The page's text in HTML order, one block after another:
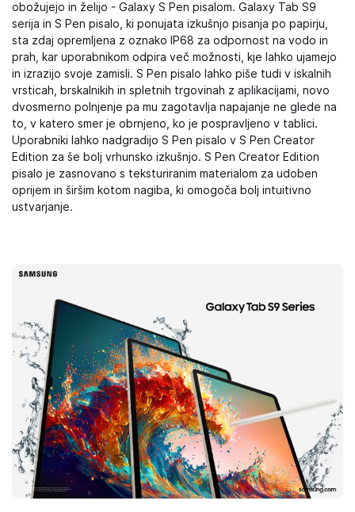
obožujejo in želijo - Galaxy S Pen pisalom. Galaxy Tab S9
serija in S Pen pisalo, ki ponujata izkušnjo pisanja po papirju,
sta zdaj opremljena z oznako IP68 za odpornost na vodo in
prah, kar uporabnikom odpira več možnosti, kje lahko ujamejo
in izrazijo svoje zamisli. S Pen pisalo lahko piše tudi v iskalnih
vrsticah, brskalnikih in spletnih trgovinah z aplikacijami, novo
dvosmerno polnjenje pa mu zagotavlja napajanje ne glede na
to, v katero smer je obrnjeno, ko je pospravljeno v tablici.
Uporabniki lahko nadgradijo S Pen pisalo v S Pen Creator
Edition za še bolj vrhunsko izkušnjo. S Pen Creator Edition
pisalo je zasnovano s teksturiranim materialom za udoben
oprijem in širšim kotom nagiba, ki omogoča bolj intuitivno
ustvarjanje.